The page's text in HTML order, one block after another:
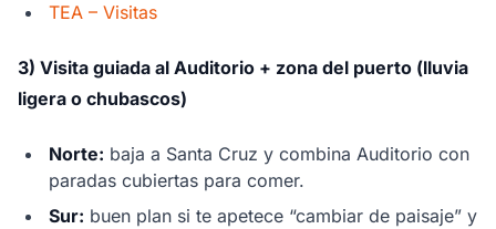
TEA – Visitas
3) Visita guiada al Auditorio + zona del puerto (lluvia
ligera o chubascos)
Norte: baja a Santa Cruz y combina Auditorio con
paradas cubiertas para comer.
Sur: buen plan si te apetece “cambiar de paisaje” y